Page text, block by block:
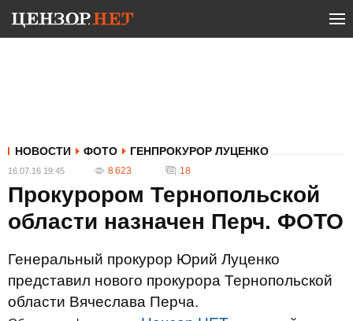
НОВОСТИ ФОТО ГЕНПРОКУРОР ЛУЦЕНКО
16.07.16 19:45 8 623 18
Прокурором Тернопольской
области назначен Перч. ФОТО
Генеральный прокурор Юрий Луценко
представил нового прокурора Тернопольской
области Вячеслава Перча.